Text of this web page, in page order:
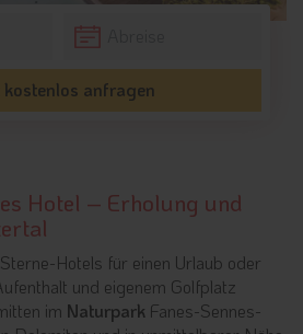
kostenlos anfragen
Hotel – Erholung und
Hotels für einen Urlaub oder
und eigenem Golfplatz
im Naturpark Fanes-Sennes-